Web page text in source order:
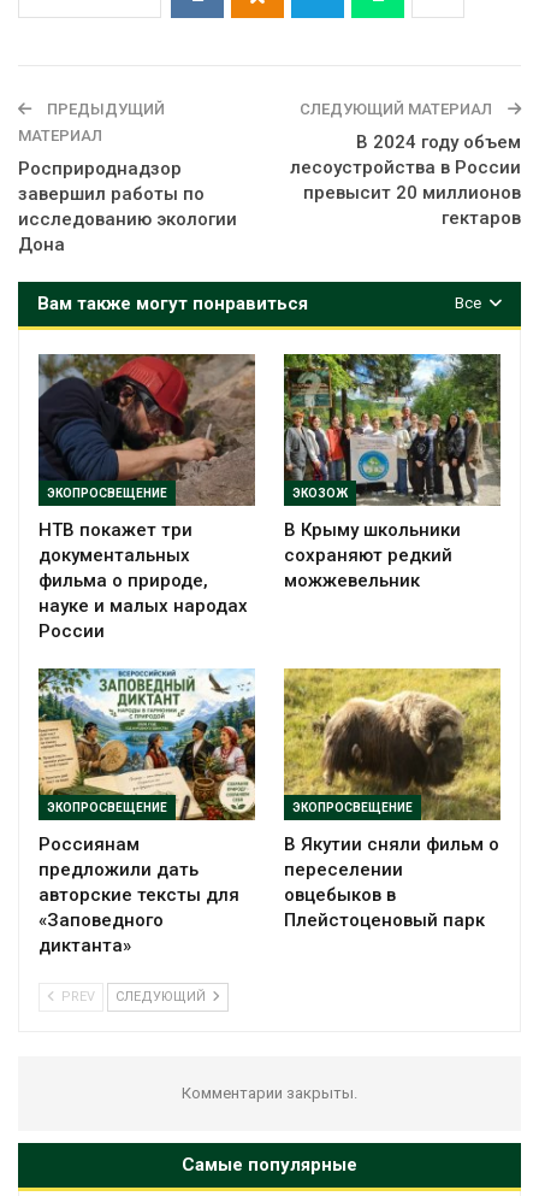
ПРЕДЫДУЩИЙ
МАТЕРИАЛ
Росприроднадзор
завершил работы по
исследованию экологии
Дона
СЛЕДУЮЩИЙ МАТЕРИАЛ
В 2024 году объем
лесоустройства в России
превысит 20 миллионов
гектаров
Все
Вам также могут понравиться
ЭКОПРОСВЕЩЕНИЕ
НТВ покажет три
документальных
фильма о природе,
науке и малых народах
России
ЭКОЗОЖ
В Крыму школьники
сохраняют редкий
можжевельник
ЭКОПРОСВЕЩЕНИЕ
Россиянам
предложили дать
авторские тексты для
«Заповедного
диктанта»
ЭКОПРОСВЕЩЕНИЕ
В Якутии сняли фильм о
переселении
овцебыков в
Плейстоценовый парк
PREV СЛЕДУЮЩИЙ
Комментарии закрыты.
Самые популярные